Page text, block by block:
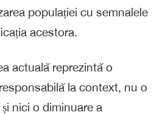
populației cu semnalele
acestora.
actuală reprezintă o
la context, nu o
nici o diminuare a